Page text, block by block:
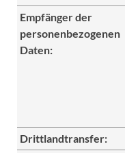
Empfänger der
personenbezogenen
Daten:
Drittlandtransfer: